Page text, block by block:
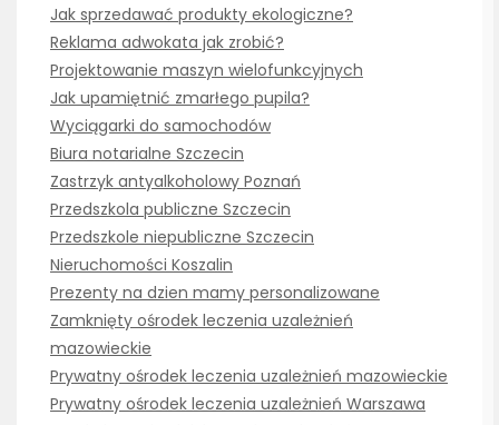
Jak sprzedawać produkty ekologiczne?
Reklama adwokata jak zrobić?
Projektowanie maszyn wielofunkcyjnych
Jak upamiętnić zmarłego pupila?
Wyciągarki do samochodów
Biura notarialne Szczecin
Zastrzyk antyalkoholowy Poznań
Przedszkola publiczne Szczecin
Przedszkole niepubliczne Szczecin
Nieruchomości Koszalin
Prezenty na dzien mamy personalizowane
Zamknięty ośrodek leczenia uzależnień
mazowieckie
Prywatny ośrodek leczenia uzależnień mazowieckie
Prywatny ośrodek leczenia uzależnień Warszawa